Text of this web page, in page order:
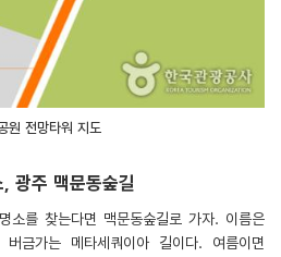
원 전망타워 지도
, 광주 맥문동숲길
소를 찾는다면 맥문동숲길로 가자. 이름은
금가는 메타세쿼이아 길이다. 여름이면